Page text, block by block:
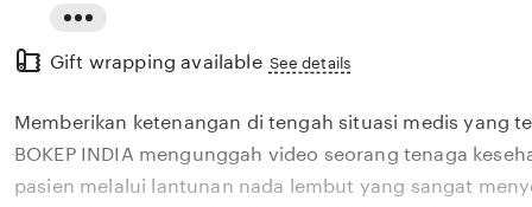
the
description
Gift wrapping available See details
Memberikan ketenangan di tengah situasi medis yang
BOKEP INDIA mengunggah video seorang tenaga
pasien melalui lantunan nada lembut yang sangat